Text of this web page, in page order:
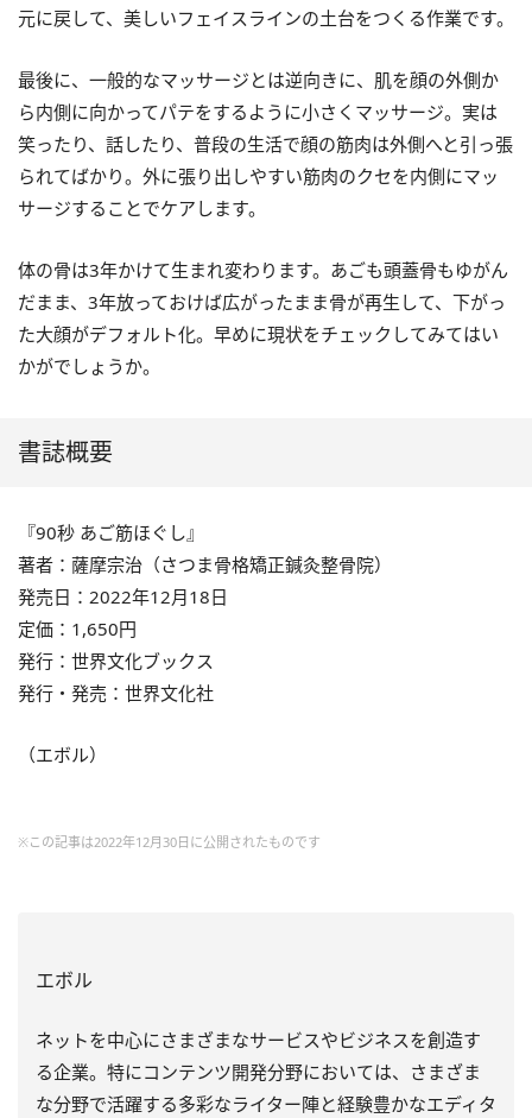
元に戻して、美しいフェイスラインの土台をつくる作業です。
最後に、一般的なマッサージとは逆向きに、肌を顔の外側か
ら内側に向かってパテをするように小さくマッサージ。実は
笑ったり、話したり、普段の生活で顔の筋肉は外側へと引っ張
られてばかり。外に張り出しやすい筋肉のクセを内側にマッ
サージすることでケアします。
体の骨は3年かけて生まれ変わります。あごも頭蓋骨もゆがん
だまま、3年放っておけば広がったまま骨が再生して、下がっ
た大顔がデフォルト化。早めに現状をチェックしてみてはい
かがでしょうか。
書誌概要
『90秒 あご筋ほぐし』
著者：薩摩宗治（さつま骨格矯正鍼灸整骨院）
発売日：2022年12月18日
定価：1,650円
発行：世界文化ブックス
発行・発売：世界文化社
（エボル）
※この記事は2022年12月30日に公開されたものです
エボル
ネットを中心にさまざまなサービスやビジネスを創造す
る企業。特にコンテンツ開発分野においては、さまざま
な分野で活躍する多彩なライター陣と経験豊かなエディタ